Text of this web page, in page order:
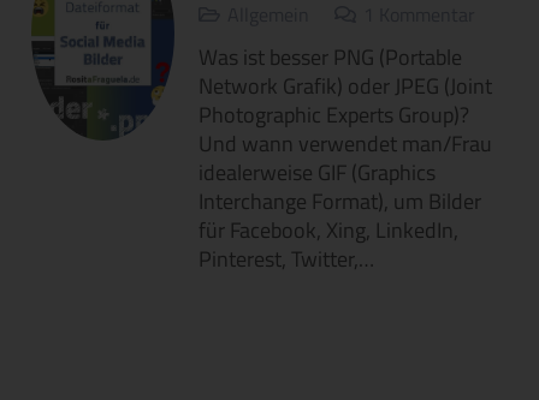
Was ist besser PNG (Portable
Network Grafik) oder JPEG (Joint
Photographic Experts Group)?
Und wann verwendet man/Frau
idealerweise GIF (Graphics
Interchange Format), um Bilder
für Facebook, Xing, LinkedIn,
Pinterest, Twitter,…